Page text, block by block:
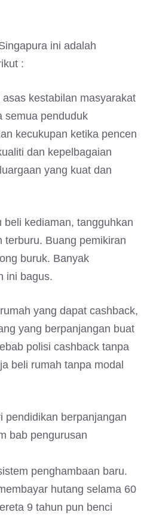
ini adalah
:
kestabilan masyarakat
semua penduduk
kecukupan ketika pencen
dan kepelbagaian
yang kuat dan
beli kediaman, tangguhkan
terburu. Buang pemikiran
buruk. Banyak
ini bagus.
yang dapat cashback,
yang berpanjangan buat
polisi cashback tanpa
beli rumah tanpa modal
pendidikan berpanjangan
bab pengurusan
penghambaan baru.
hutang selama 60
9 tahun pun benci